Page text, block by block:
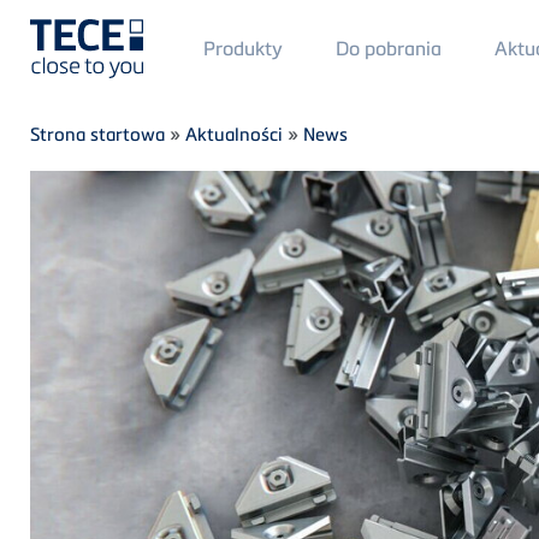
Skip to main content
Main
Menü
Produkty Do pobrania
Breadcrumb
Strona startowa » Aktualności » News